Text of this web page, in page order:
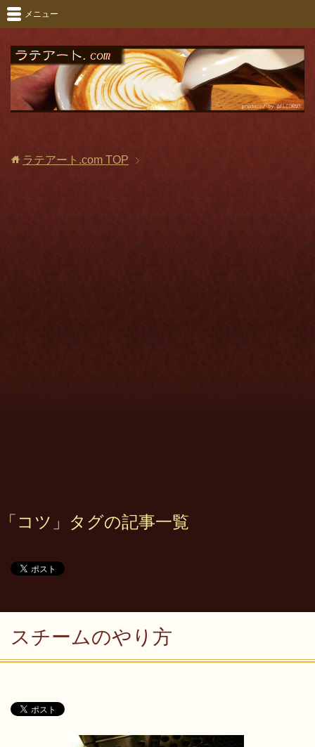
メニュー
ラテアート.com TOP
「コツ」タグの記事一覧
スチームのやり方